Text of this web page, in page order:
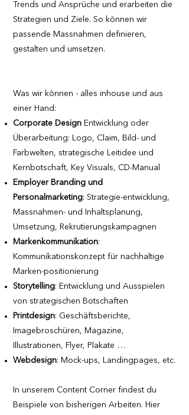
Trends und Ansprüche und erarbeiten die
Strategien und Ziele. So können wir
passende Massnahmen definieren,
gestalten und umsetzen.
Was wir können - alles inhouse und aus
einer Hand:
Corporate Design Entwicklung oder
Überarbeitung: Logo, Claim, Bild- und
Farbwelten, strategische Leitidee und
Kernbotschaft, Key Visuals, CD-Manual
Employer Branding und
Personalmarketing: Strategie-entwicklung,
Massnahmen- und Inhaltsplanung,
Umsetzung, Rekrutierungskampagnen
Markenkommunikation:
Kommunikationskonzept für nachhaltige
Marken-positionierung
Storytelling: Entwicklung und Ausspielen
von strategischen Botschaften
Printdesign: Geschäftsberichte,
Imagebroschüren, Magazine,
Illustrationen, Flyer, Plakate …
Webdesign: Mock-ups, Landingpages, etc.
In unserem Content Corner findest du
Beispiele von bisherigen Arbeiten. Hier